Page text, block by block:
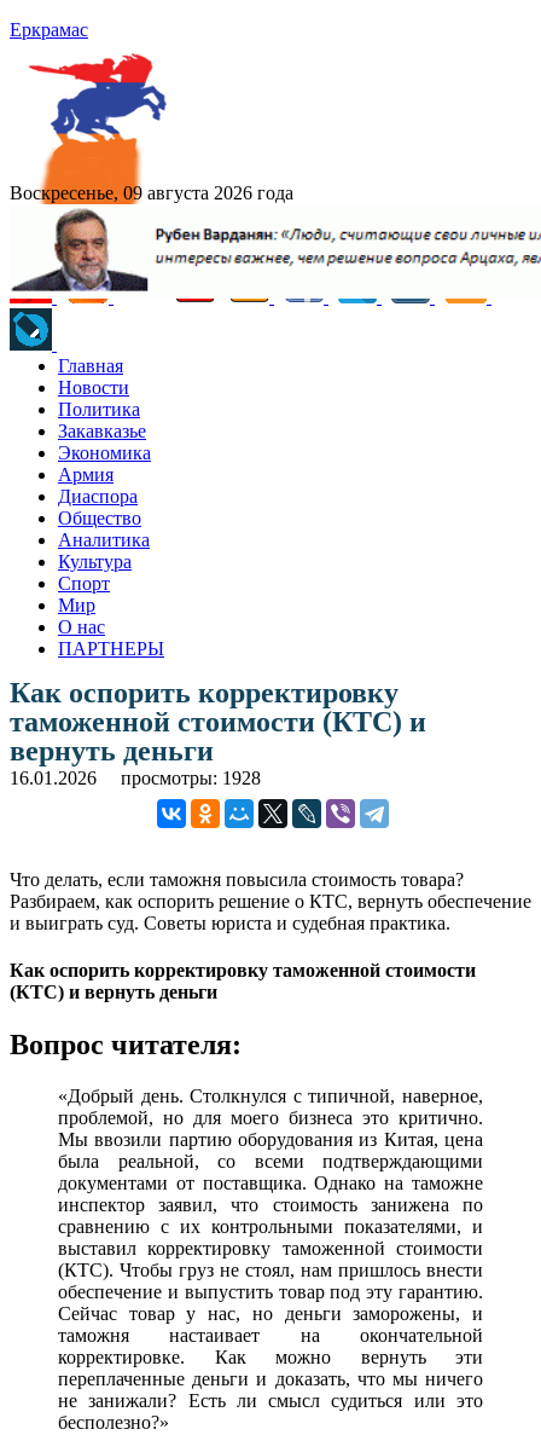
Еркрамас
Воскресенье, 09 августа 2026 года
Главная
Новости
Политика
Закавказье
Экономика
Армия
Диаспора
Общество
Аналитика
Культура
Спорт
Мир
О нас
ПАРТНЕРЫ
Как оспорить корректировку
таможенной стоимости (КТС) и
вернуть деньги
16.01.2026 просмотры: 1928
Что делать, если таможня повысила стоимость товара?
Разбираем, как оспорить решение о КТС, вернуть обеспечение
и выиграть суд. Советы юриста и судебная практика.
Как оспорить корректировку таможенной стоимости
(КТС) и вернуть деньги
Вопрос читателя:
«Добрый день. Столкнулся с типичной, наверное,
проблемой, но для моего бизнеса это критично.
Мы ввозили партию оборудования из Китая, цена
была реальной, со всеми подтверждающими
документами от поставщика. Однако на таможне
инспектор заявил, что стоимость занижена по
сравнению с их контрольными показателями, и
выставил корректировку таможенной стоимости
(КТС). Чтобы груз не стоял, нам пришлось внести
обеспечение и выпустить товар под эту гарантию.
Сейчас товар у нас, но деньги заморожены, и
таможня настаивает на окончательной
корректировке. Как можно вернуть эти
переплаченные деньги и доказать, что мы ничего
не занижали? Есть ли смысл судиться или это
бесполезно?»